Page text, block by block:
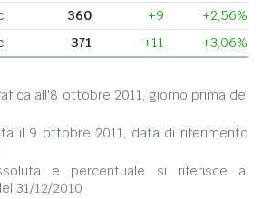
360 +9
+2,56%
371 +11 +3,06%
all'8 ottobre 2011, giorno prima del
il 9 ottobre 2011, data di riferimento
e percentuale si riferisce al
31/12/2010